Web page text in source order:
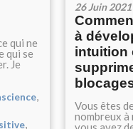
qui ne
qui se
Je
,
,
26 Juin 2021
à
intuition
Vous êtes
nombreux à